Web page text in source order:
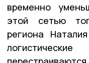
временно
этой сетью
региона